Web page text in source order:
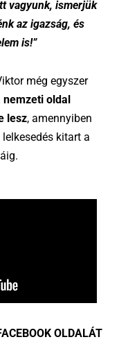
vagyunk, ismerjük
az igazság, és
is!”
még egyszer
nemzeti oldal
lesz, amennyiben
kitart a
OLDALÁT